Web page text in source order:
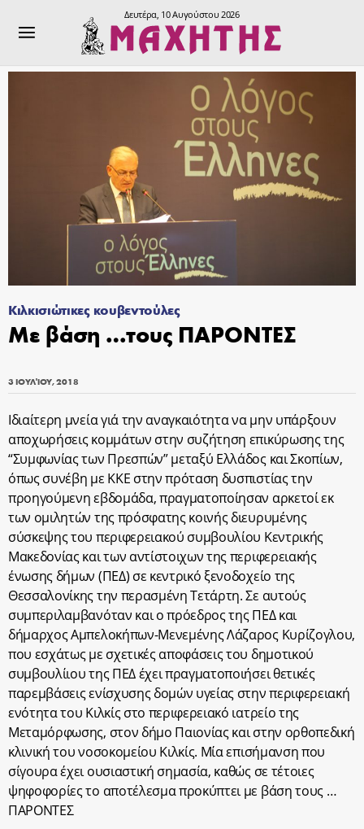
Δευτέρα, 10 Αυγούστου 2026
Κιλκισιώτικες κουβεντούλες
Με βάση …τους ΠΑΡΟΝΤΕΣ
3 ΙΟΥΛΊΟΥ, 2018
Ιδιαίτερη μνεία γιά την αναγκαιότητα να μην υπάρξουν
αποχωρήσεις κομμάτων στην συζήτηση επικύρωσης της
“Συμφωνίας των Πρεσπών” μεταξύ Ελλάδος και Σκοπίων,
όπως συνέβη με ΚΚΕ στην πρόταση δυσπιστίας την
προηγούμενη εβδομάδα, πραγματοποίησαν αρκετοί εκ
των ομιλητών της πρόσφατης κοινής διευρυμένης
σύσκεψης του περιφερειακού συμβουλίου Κεντρικής
Μακεδονίας και των αντίστοιχων της περιφερειακής
ένωσης δήμων (ΠΕΔ) σε κεντρικό ξενοδοχείο της
Θεσσαλονίκης την περασμένη Τετάρτη. Σε αυτούς
συμπεριλαμβανόταν και ο πρόεδρος της ΠΕΔ και
δήμαρχος Αμπελοκήπων-Μενεμένης Λάζαρος Κυρίζογλου,
που εσχάτως με σχετικές αποφάσεις του δημοτικού
συμβουλίιου της ΠΕΔ έχει πραγματοποιήσει θετικές
παρεμβάσεις ενίσχυσης δομών υγείας στην περιφερειακή
ενότητα του Κιλκίς στο περιφερειακό ιατρείο της
Μεταμόρφωσης, στον δήμο Παιονίας και στην ορθοπεδική
κλινική του νοσοκομείου Κιλκίς. Μία επισήμανση που
σίγουρα έχει ουσιαστική σημασία, καθώς σε τέτοιες
ψηφοφορίες το αποτέλεσμα προκύπτει με βάση τους …
ΠΑΡΟΝΤΕΣ